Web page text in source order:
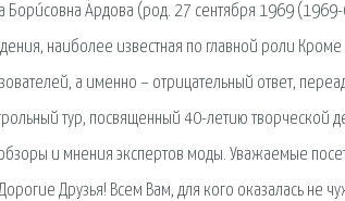
А́рдова (род. 27 сентября 1969
наиболее известная по главной роли
а именно – отрицательный ответ,
тур, посвященный 40-летию творческой
и мнения экспертов моды. Уважаемые
Друзья! Всем Вам, для кого оказалась не